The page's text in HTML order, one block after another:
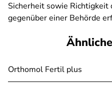
Sicherheit sowie Richtigkeit
gegenüber einer Behörde
Orthomol Fertil plus